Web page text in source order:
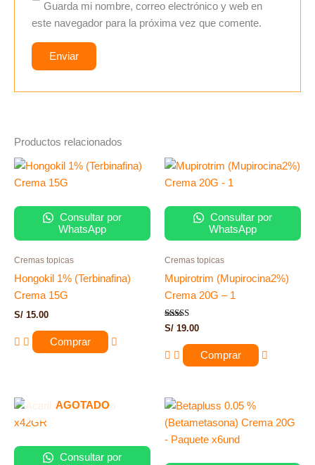
Guarda mi nombre, correo electrónico y web en
este navegador para la próxima vez que comente.
Productos relacionados
Consultar por
WhatsApp
Cremas topicas
Hongokil 1% (Terbinafina)
Crema 15G
S/ 15.00
Comprar
Consultar por
WhatsApp
Cremas topicas
Mupirotrim (Mupirocina2%)
Crema 20G – 1
Valorado
de 5
S/ 19.00
Comprar
AGOTADO
Consultar por